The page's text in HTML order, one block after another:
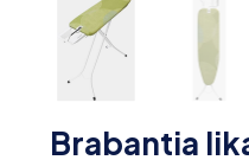
Brabantia